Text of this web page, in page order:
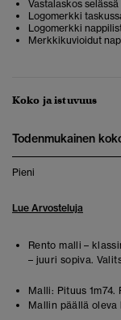
Vastalaskos selässä
Logomerkki
Logomerkki
Merkkikuvioidut
Koko ja istuvuus
Todenmukainen
Pieni
Lue Arvosteluja
Rento malli –
– juuri sopiva.
Malli: Pituus
Mallin päällä oleva